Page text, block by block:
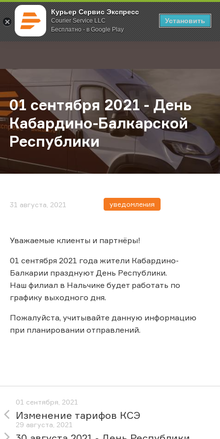
Курьер Сервис Экспресс
Courier Service LLC
Бесплатно - в Google Play
Установить
; Главная О компании Новости 01 сентября 2021 - День
01 сентября 2021 - День
Кабардино-Балкарской
Республики
31 августа, 2021 уведомления
Уважаемые клиенты и партнёры!
01 сентября 2021 года жители Кабардино-
Балкарии празднуют День Республики.
Наш филиал в Нальчике будет работать по
графику выходного дня.
Пожалуйста, учитывайте данную информацию
при планировании отправлений.
01 сентября, 2021
Изменение тарифов КСЭ
29 августа, 2021